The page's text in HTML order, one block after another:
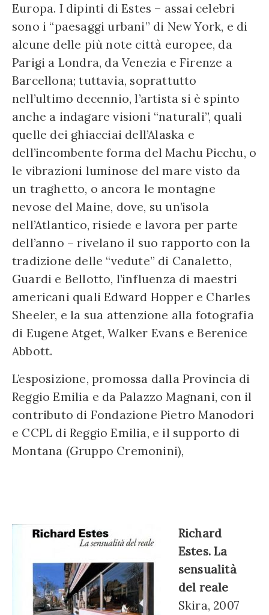
Europa. I dipinti di Estes – assai celebri
sono i “paesaggi urbani” di New York, e di
alcune delle più note città europee, da
Parigi a Londra, da Venezia e Firenze a
Barcellona; tuttavia, soprattutto
nell’ultimo decennio, l’artista si è spinto
anche a indagare visioni “naturali”, quali
quelle dei ghiacciai dell’Alaska e
dell’incombente forma del Machu Picchu, o
le vibrazioni luminose del mare visto da
un traghetto, o ancora le montagne
nevose del Maine, dove, su un’isola
nell’Atlantico, risiede e lavora per parte
dell’anno – rivelano il suo rapporto con la
tradizione delle “vedute” di Canaletto,
Guardi e Bellotto, l’influenza di maestri
americani quali Edward Hopper e Charles
Sheeler, e la sua attenzione alla fotografia
di Eugene Atget, Walker Evans e Berenice
Abbott.
L’esposizione, promossa dalla Provincia di
Reggio Emilia e da Palazzo Magnani, con il
contributo di Fondazione Pietro Manodori
e CCPL di Reggio Emilia, e il supporto di
Montana (Gruppo Cremonini),
Richard
Estes. La
sensualità
del reale
Skira, 2007